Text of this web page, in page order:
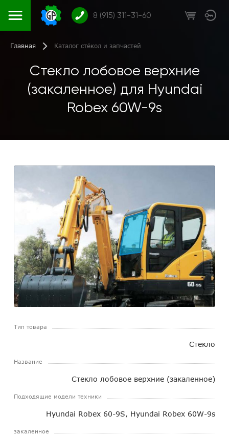
8 (915) 311-31-60
Главная Каталог стёкол и запчастей
Стекло лобовое верхние
(закаленное) для Hyundai
Robex 60W-9s
Тип товара
Стекло
Название
Стекло лобовое верхние (закаленное)
Подходящие модели техники
Hyundai Robex 60-9S, Hyundai Robex 60W-9s
закаленное